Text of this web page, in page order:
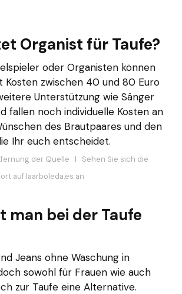
Organist für Taufe?
oder Organisten können
Kosten zwischen 40 und 80 Euro
Unterstützung wie Sänger
fallen noch individuelle Kosten an
des Brautpaares und den
Ihr euch entscheidet.
der Quelle | Sehen Sie sich die
auf laarboleda.es an
man bei der Taufe
Jeans ohne Waschung in
sowohl für Frauen wie auch
zur Taufe eine Alternative.